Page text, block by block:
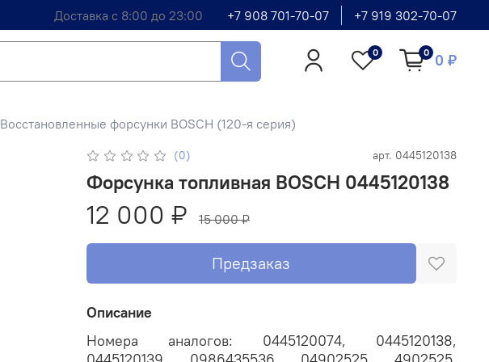
Доставка с 8:00 до 23:00 +7 908 701-70-07 +7 919 302-70-07
0 0 0 ₽
Восстановленные форсунки BOSCH (120-я серия)
(0) арт. 0445120138
Форсунка топливная BOSCH 0445120138
12 000 ₽ 15 000 ₽
Предзаказ
Описание
Номера аналогов: 0445120074, 0445120138,